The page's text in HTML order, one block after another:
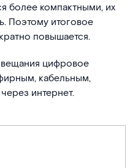
более компактными, их
Поэтому итоговое
повышается.
цифровое
кабельным,
интернет.